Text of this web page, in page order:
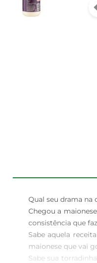
Qual seu drama na
Chegou a
consistência que
Sabe aquela
maionese que vai
Sabe sua